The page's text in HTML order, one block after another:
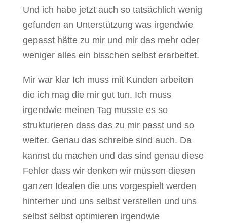
Und ich habe jetzt auch so tatsächlich wenig
gefunden an Unterstützung was irgendwie
gepasst hätte zu mir und mir das mehr oder
weniger alles ein bisschen selbst erarbeitet.
Mir war klar Ich muss mit Kunden arbeiten
die ich mag die mir gut tun. Ich muss
irgendwie meinen Tag musste es so
strukturieren dass das zu mir passt und so
weiter. Genau das schreibe sind auch. Da
kannst du machen und das sind genau diese
Fehler dass wir denken wir müssen diesen
ganzen Idealen die uns vorgespielt werden
hinterher und uns selbst verstellen und uns
selbst selbst optimieren irgendwie